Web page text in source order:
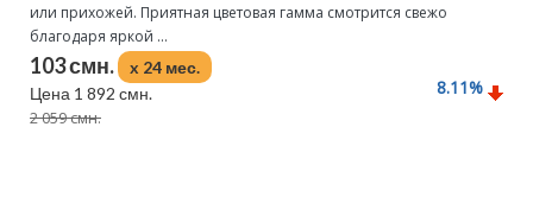
или прихожей. Приятная цветовая гамма смотрится свежо
благодаря яркой ...
103 смн.
x 24 мес.
Цена 1 892 смн.
2 059 смн.
8.11%